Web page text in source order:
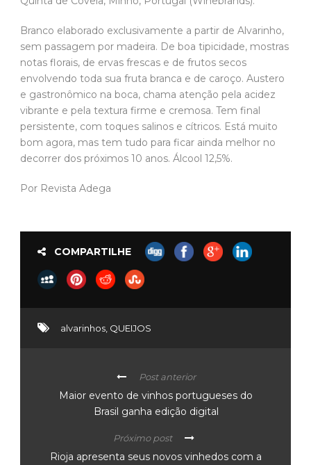
Branco elaborado exclusivamente a partir de Alvarinho,
sem passagem por madeira. De boa tipicidade, mostras
notas florais, de ervas frescas e de frutos secos
envolvendo toda sua fruta branca e de caroço. Austero
e gastronômico na boca, chama atenção pela acidez
vibrante e pela textura firme e cremosa. Tem final
persistente, com toques salinos e cítricos. Está muito
bom agora, mas tem tudo para ficar ainda melhor no
decorrer dos próximos 10 anos. Álcool 12,5%.
Por Revista Adega
COMPARTILHE
alvarinhos QUEIJOS
Post anterior
Maior evento de vinhos portugueses do
Brasil ganha edição digital
Próximo post
Rioja apresenta seus novos vinhedos com a